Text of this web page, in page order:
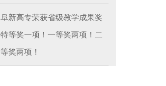
阜新高专荣获省级教学成果奖
特等奖一项！一等奖两项！二
等奖两项！